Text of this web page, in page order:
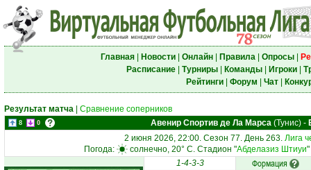
Главная| Новости| Онлайн| Правила| Опросы|
Расписание| Турниры| Команды| Игроки|
Рейтинги| Форум Чат|
Результат матча Сравнение соперников
8 0 Авенир Спортив де Ла Марса (Тунис) -
2 июня 2026, 22:00. Сезон 77. День 263. Лига
Погода:
солнечно, 20° C. Стадион "Абделазиз Штиуи
1-4-3-3 Формация